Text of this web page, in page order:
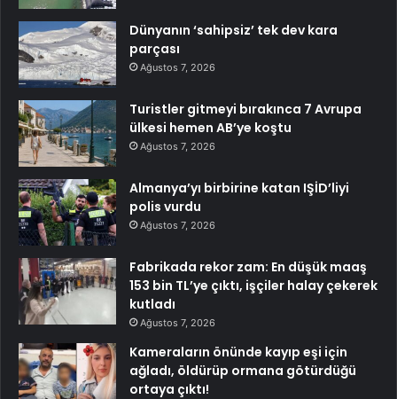
Dünyanın ‘sahipsiz’ tek dev kara
parçası
Ağustos 7, 2026
Turistler gitmeyi bırakınca 7 Avrupa
ülkesi hemen AB’ye koştu
Ağustos 7, 2026
Almanya’yı birbirine katan IŞİD’liyi
polis vurdu
Ağustos 7, 2026
Fabrikada rekor zam: En düşük maaş
153 bin TL’ye çıktı, işçiler halay çekerek
kutladı
Ağustos 7, 2026
Kameraların önünde kayıp eşi için
ağladı, öldürüp ormana götürdüğü
ortaya çıktı!